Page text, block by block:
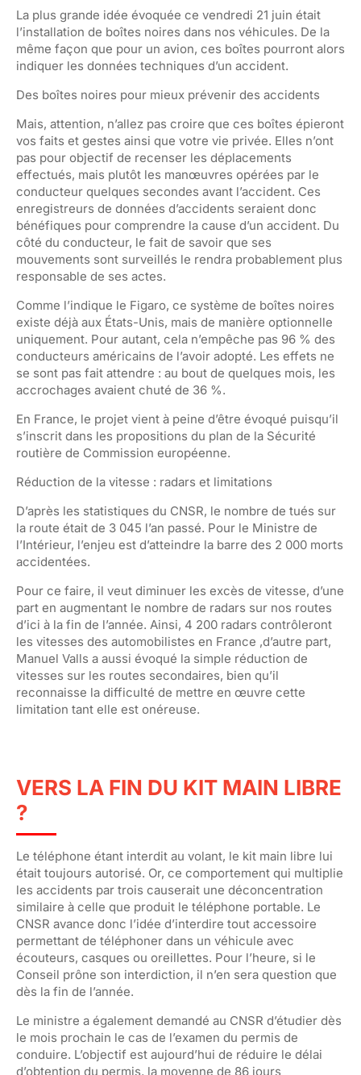
La plus grande idée évoquée ce vendredi 21 juin était
l’installation de boîtes noires dans nos véhicules. De la
même façon que pour un avion, ces boîtes pourront alors
indiquer les données techniques d’un accident.
Des boîtes noires pour mieux prévenir des accidents
Mais, attention, n’allez pas croire que ces boîtes épieront
vos faits et gestes ainsi que votre vie privée. Elles n’ont
pas pour objectif de recenser les déplacements
effectués, mais plutôt les manœuvres opérées par le
conducteur quelques secondes avant l’accident. Ces
enregistreurs de données d’accidents seraient donc
bénéfiques pour comprendre la cause d’un accident. Du
côté du conducteur, le fait de savoir que ses
mouvements sont surveillés le rendra probablement plus
responsable de ses actes.
Comme l’indique le Figaro, ce système de boîtes noires
existe déjà aux États-Unis, mais de manière optionnelle
uniquement. Pour autant, cela n’empêche pas 96 % des
conducteurs américains de l’avoir adopté. Les effets ne
se sont pas fait attendre : au bout de quelques mois, les
accrochages avaient chuté de 36 %.
En France, le projet vient à peine d’être évoqué puisqu’il
s’inscrit dans les propositions du plan de la Sécurité
routière de Commission européenne.
Réduction de la vitesse : radars et limitations
D’après les statistiques du CNSR, le nombre de tués sur
la route était de 3 045 l’an passé. Pour le Ministre de
l’Intérieur, l’enjeu est d’atteindre la barre des 2 000 morts
accidentées.
Pour ce faire, il veut diminuer les excès de vitesse, d’une
part en augmentant le nombre de radars sur nos routes
d’ici à la fin de l’année. Ainsi, 4 200 radars contrôleront
les vitesses des automobilistes en France ,d’autre part,
Manuel Valls a aussi évoqué la simple réduction de
vitesses sur les routes secondaires, bien qu’il
reconnaisse la difficulté de mettre en œuvre cette
limitation tant elle est onéreuse.
VERS LA FIN DU KIT MAIN LIBRE
?
Le téléphone étant interdit au volant, le kit main libre lui
était toujours autorisé. Or, ce comportement qui multiplie
les accidents par trois causerait une déconcentration
similaire à celle que produit le téléphone portable. Le
CNSR avance donc l’idée d’interdire tout accessoire
permettant de téléphoner dans un véhicule avec
écouteurs, casques ou oreillettes. Pour l’heure, si le
Conseil prône son interdiction, il n’en sera question que
dès la fin de l’année.
Le ministre a également demandé au CNSR d’étudier dès
le mois prochain le cas de l’examen du permis de
conduire. L’objectif est aujourd’hui de réduire le délai
d’obtention du permis, la moyenne de 86 jours